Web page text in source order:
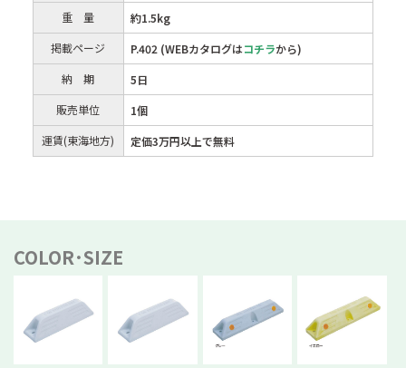
重 量
約1.5kg
掲載ページ
P.402 (WEBカタログはコチラから)
納 期
5日
販売単位
1個
運賃(東海地方)
定価3万円以上で無料
COLOR･SIZE